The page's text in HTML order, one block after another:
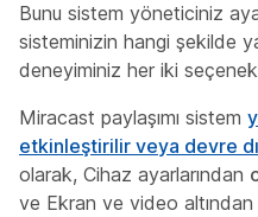
Bunu sistem yöneticiniz
sisteminizin hangi şekilde
deneyiminiz her iki
Miracast paylaşımı sistem
etkinleştirilir veya devre
olarak, Cihaz ayarlarından
ve Ekran ve video altından